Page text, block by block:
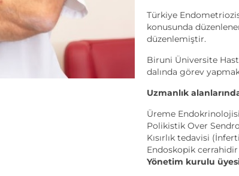
Türkiye
konusunda
düzenlemiştir.
Biruni Üniversite
dalında görev
Uzmanlık
Üreme
Polikistik Over
Kısırlık tedavisi
Endoskopik
Yönetim kurulu